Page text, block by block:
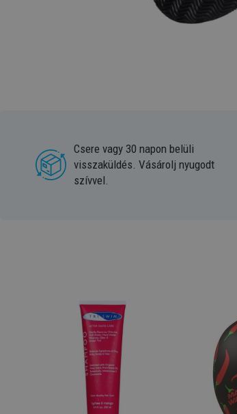
Csere vagy 30 napon belüli
visszaküldés. Vásárolj nyugodt
szívvel.